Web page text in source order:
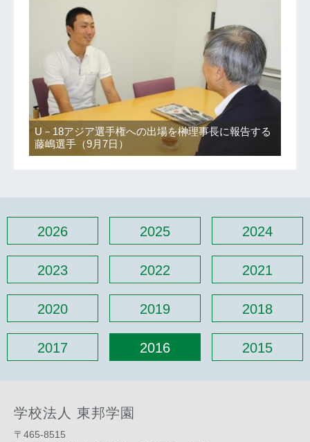
U－18アジア選手権への出場を榊理事長に報告する
藤嶋選手（9月7日）
2026 2025 2024
2023 2022 2021
2020 2019 2018
2017 2016 2015
学校法人 東邦学園
〒465-8515